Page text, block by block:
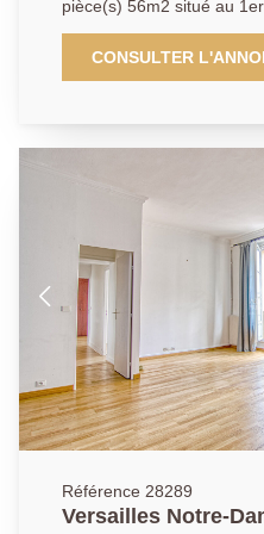
pièce(s) 56m2 situé au
entièrement rénové avec cave - Adresse de
ordre dans la partie la
Dame entre Parc et
élégance de l'ancien et
offrira: Entrée, cuisine
vaste séjour baigné de
salle de douche raffinée
séparés. A cela s'ajoute une cave. DPE
séduits par
prestations magnifiques
CONSULTER
Référence 28289
Versailles Notre-